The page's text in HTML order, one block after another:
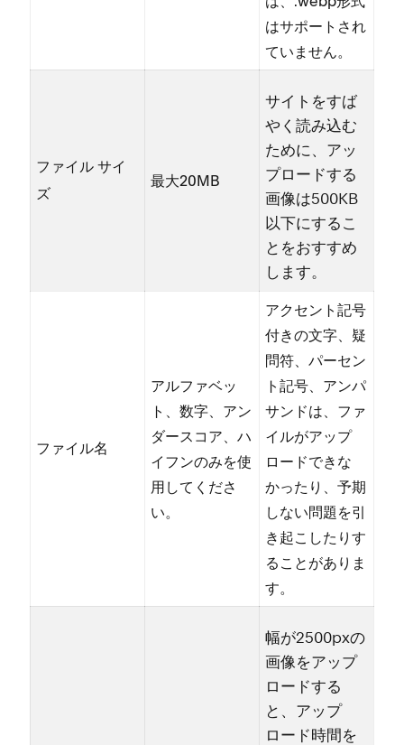
はサポ⁠ートされ
ていません⁠。
フ⁠ァイル サイ
ズ
最大20MB
サイトをすば
やく読み込む
ために⁠、ア⁠ッ
プロ⁠ードする
画像は500KB
以下にするこ
とをおすすめ
します⁠。
フ⁠ァイル名
アルフ⁠ァベ⁠ッ
ト⁠、数字⁠、アン
ダ⁠ースコア⁠、ハ
イフンのみを使
用してくださ
い⁠。
アクセント記号
付きの文字⁠、疑
問符⁠、パ⁠ーセン
ト記号⁠、アンパ
サンドは⁠、フ⁠ァ
イルがア⁠ップ
ロ⁠ードできな
か⁠ったり⁠、予期
しない問題を引
き起こしたりす
ることがありま
す⁠。
幅が2500pxの
画像をア⁠ップ
ロ⁠ードする
と⁠、ア⁠ップ
ロ⁠ード時間を